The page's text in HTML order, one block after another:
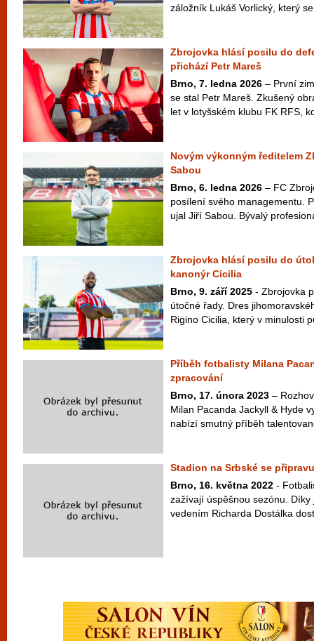
záložník Lukáš Vorlický, který
Zbrojovka hlásí posilu do
přichází Petr Mareš
Brno, 7. ledna 2026 – První
se stal Petr Mareš. Zkušený
let v lotyšském klubu FK RFS,
Novým výkonným ředitelem
Sabou
Brno, 6. ledna 2026 – FC
posílení svého managementu.
ujal Jiří Sabou. Bývalý
Zbrojovka hlásí posilu do
kanonýr Cicilia
Brno, 9. září 2025 - Zbrojovka
útočné řady. Dres
Rigino Cicilia, který v minulosti
Příběh fotbalisty Milana
zpracování
Brno, 17. února 2023 –
Milan Pacanda Jackyll & Hyde
nabízí smutný příběh
Stadion na Srbské se
Brno, 16. května 2022 -
zažívají úspěšnou sezónu.
vedením Richarda Dostálka